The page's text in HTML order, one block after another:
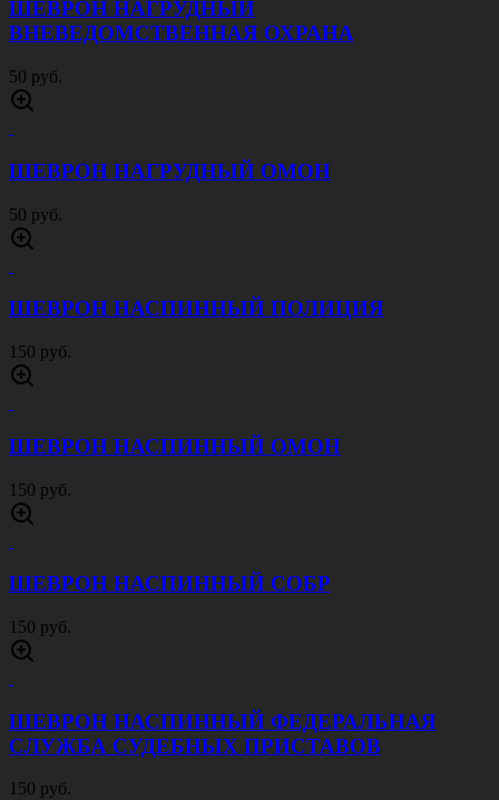
ШЕВРОН НАГРУДНЫЙ
ВНЕВЕДОМСТВЕННАЯ ОХРАНА
50 руб.
ШЕВРОН НАГРУДНЫЙ ОМОН
50 руб.
ШЕВРОН НАСПИННЫЙ ПОЛИЦИЯ
150 руб.
ШЕВРОН НАСПИННЫЙ ОМОН
150 руб.
ШЕВРОН НАСПИННЫЙ СОБР
150 руб.
ШЕВРОН НАСПИННЫЙ ФЕДЕРАЛЬНАЯ
СЛУЖБА СУДЕБНЫХ ПРИСТАВОВ
150 руб.